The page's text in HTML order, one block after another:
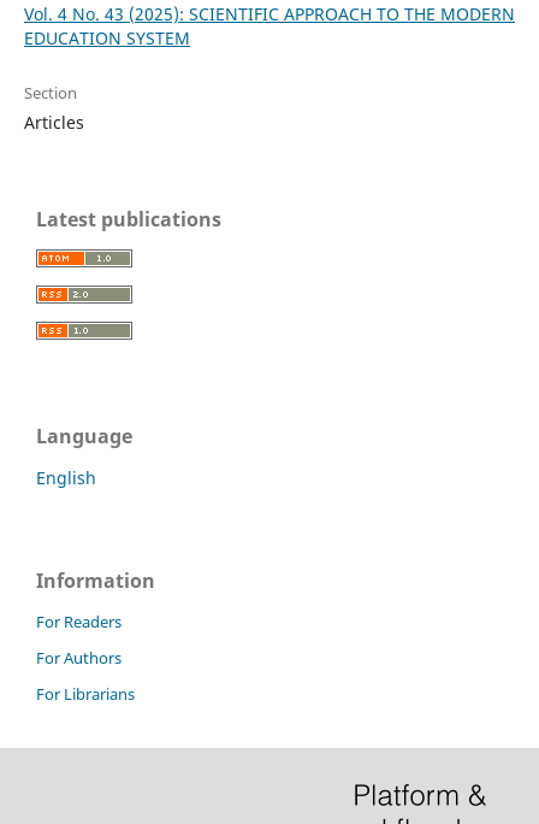
Vol. 4 No. 43 (2025): SCIENTIFIC APPROACH TO THE MODERN
EDUCATION SYSTEM
Section
Articles
Latest publications
Language
English
Information
For Readers
For Authors
For Librarians